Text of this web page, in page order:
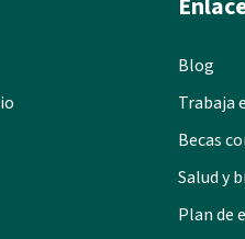
Blog
Trabaja
Becas
Salud y
Plan de